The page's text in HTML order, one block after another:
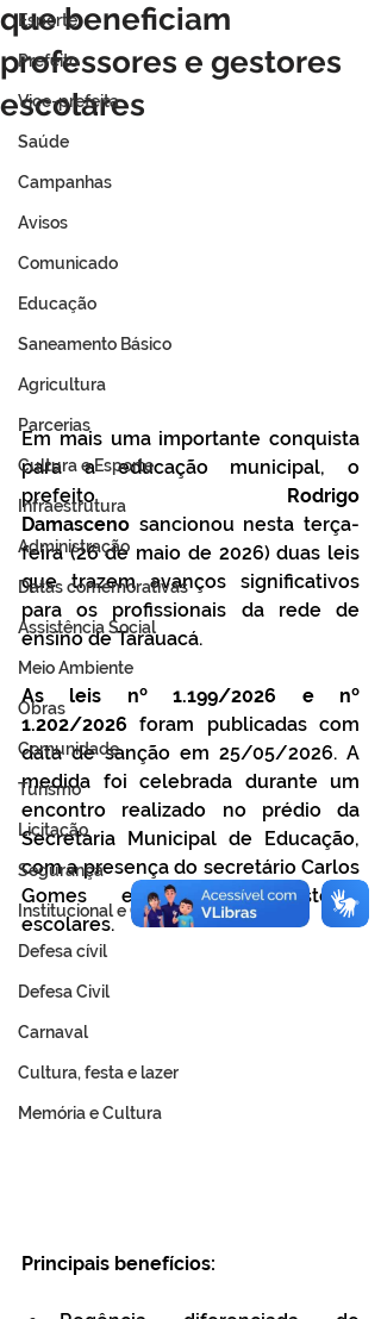
Esporte
Prefeito
Vice-prefeita
Saúde
Campanhas
Avisos
Comunicado
Educação
Saneamento Básico
Agricultura
Parcerias
Cultura e Esporte
Infraestrutura
Administração
Datas comemorativas
Assistência Social
Meio Ambiente
Obras
Comunidade
Turismo
Licitação
Segurança
Institucional e Governo
Defesa cívil
Defesa Civil
Carnaval
Cultura, festa e lazer
Memória e Cultura
que beneficiam
professores e gestores
escolares
Em mais uma importante conquista
para a educação municipal, o
prefeito Rodrigo
Damasceno sancionou nesta terça-
feira (26 de maio de 2026) duas leis
que trazem avanços significativos
para os profissionais da rede de
ensino de Tarauacá.
As leis nº 1.199/2026 e nº
1.202/2026 foram publicadas com
data de sanção em 25/05/2026. A
medida foi celebrada durante um
encontro realizado no prédio da
Secretaria Municipal de Educação,
com a presença do secretário Carlos
Gomes e diversos gestores
escolares.
Principais benefícios: